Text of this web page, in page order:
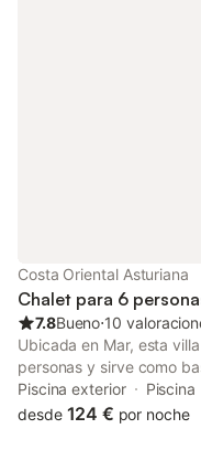
Costa Oriental Asturiana
Chalet para 6
7.8Bueno⋅10
Ubicada en Mar, esta
personas y sirve como
propiedad se encuentra
Misiego, mientras que el
Piscina exterior Piscina
desde 124 € por noche